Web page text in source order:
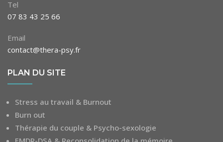
Tel
07 83 43 25 66
Email
contact@thera-psy.fr
PLAN DU SITE
Stress au travail & Burnout
Burn out
Thérapie du couple & Psycho-sexologie